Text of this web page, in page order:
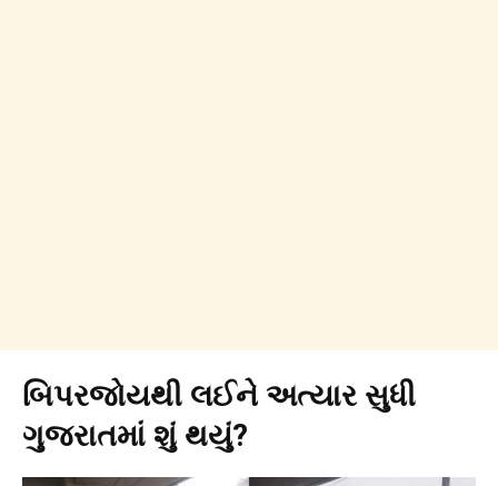
બિપરજોયથી લઈને અત્યાર સુધી
ગુજરાતમાં શું થયું?